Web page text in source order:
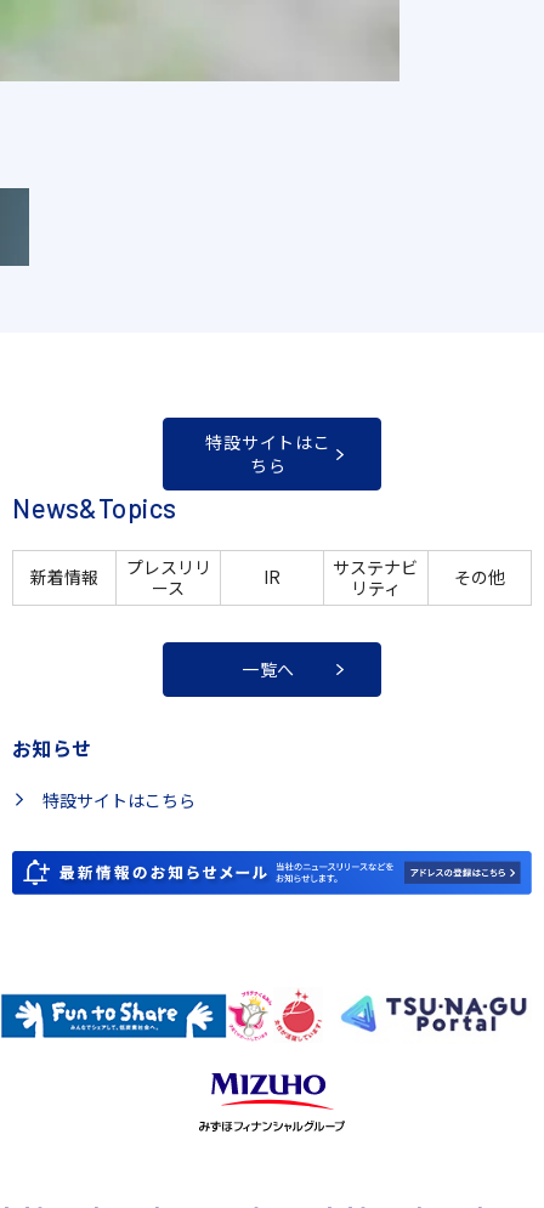
特設サイトはこ
ちら
News&Topics
新着情報
プレスリリ
ース
IR
サステナビ
リティ
その他
一覧へ
お知らせ
特設サイトはこちら